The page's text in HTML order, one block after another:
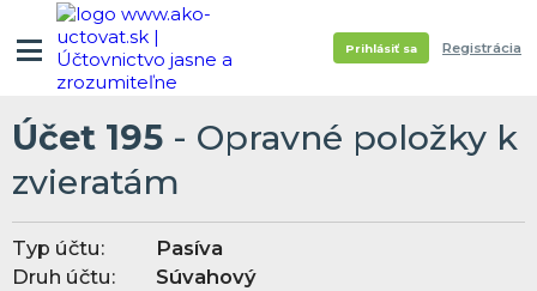
Prihlásiť sa Registrácia
Účet 195 - Opravné položky k
zvieratám
Typ účtu:
Pasíva
Druh účtu:
Súvahový